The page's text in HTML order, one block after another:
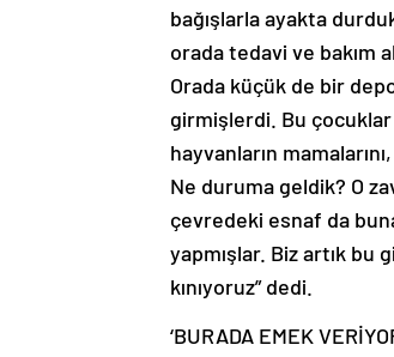
bağışlarla ayakta
orada tedavi ve bakım
Orada küçük de bir
girmişlerdi. Bu çocuklar
hayvanların
Ne duruma geldik? O
çevredeki esnaf da
yapmışlar. Biz artık bu
kınıyoruz” dedi.
‘BURADA EMEK